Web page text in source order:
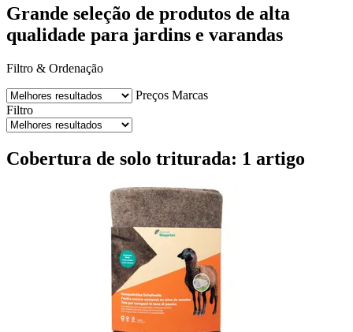
Grande seleção de produtos de alta
qualidade para jardins e varandas
Filtro & Ordenação
Preços Marcas
Filtro
Cobertura de solo triturada: 1 artigo